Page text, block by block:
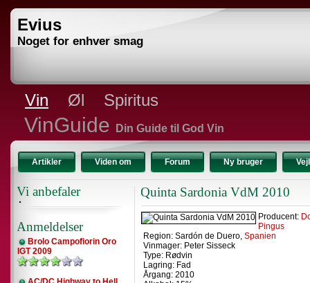
Evius
Noget for enhver smag
Vin Øl Spiritus
VinGuide Din Guide til God Vin
Artikler Viden om Forum Ny bruger
Vi anbefaler
Anmeldelser
Brolo Campofiorin Oro
IGT 2009
Quinta Sardonia VdM 2010
Producent:
Pingus
Region: Sardón de Duero, Spanien
Vinmager: Peter Sisseck
Type: Rødvin
Lagring: Fad
Årgang: 2010